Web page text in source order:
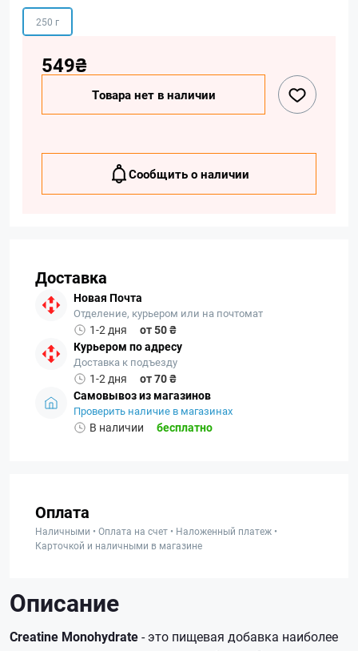
250 г
549₴
Товара нет в наличии
Сообщить о наличии
Доставка
Новая Почта
Отделение, курьером или на почтомат
1-2 дня
от 50 ₴
Курьером по адресу
Доставка к подъезду
1-2 дня
от 70 ₴
Самовывоз из магазинов
Проверить наличие в магазинах
В наличии бесплатно
Оплата
Наличными • Оплата на счет • Наложенный платеж •
Карточкой и наличными в магазине
Описание
Creatine Monohydrate- это пищевая добавка наиболее